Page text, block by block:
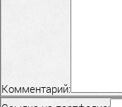
Комментарий: